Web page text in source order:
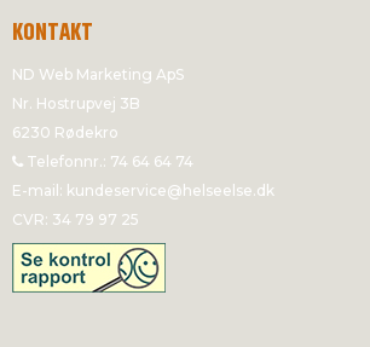
KONTAKT
ND Web Marketing ApS
Nr. Hostrupvej 3B
6230 Rødekro
Telefonnr.: 74 64 64 74
E-mail: kundeservice@helseelse.dk
CVR: 34 79 97 25